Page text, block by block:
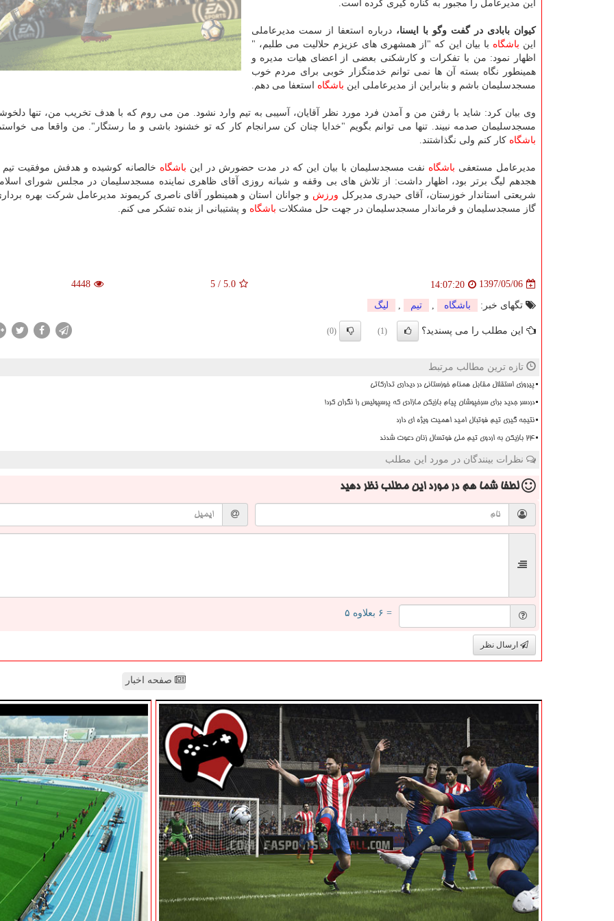
این مدیرعامل را مجبور به كناره گیری كرده است.
كیوان بابادی در گفت وگو با ایسنا، درباره استعفا از سمت مدیرعاملی
این باشگاه با بیان این كه "از همشهری های عزیزم حلالیت می طلبم، "
اظهار نمود: من با تفكرات و كارشكنی بعضی از اعضای هیات مدیره و
همینطور نگاه بسته آن ها نمی توانم خدمتگزار خوبی برای مردم خوب
مسجدسلیمان باشم و بنابراین از مدیرعاملی این باشگاه استعفا می دهم.
وی بیان كرد: شاید با رفتن من و آمدن فرد مورد نظر آقایان، آسیبی به تیم وارد نشود. من می روم كه با هدف تخریب من، تنها
مسجدسلیمان صدمه نبیند. تنها می توانم بگویم "خدایا چنان كن سرانجام كار كه تو خشنود باشی و ما رستگار". من واقعا می
باشگاه كار كنم ولی نگذاشتند.
مدیرعامل مستعفی باشگاه نفت مسجدسلیمان با بیان این كه در مدت حضورش در این باشگاه خالصانه كوشیده و هدفش موفقیت
هجدهم لیگ برتر بود، اظهار داشت: از تلاش های بی وقفه و شبانه روزی آقای ظاهری نماینده مسجدسلیمان در مجلس شورای
شریعتی استاندار خوزستان، آقای حیدری مدیركل ورزش و جوانان استان و همینطور آقای ناصری كریموند مدیرعامل شركت بهره
گاز مسجدسلیمان و فرماندار مسجدسلیمان در جهت حل مشكلات باشگاه و پشتیبانی از بنده تشكر می كنم.
1397/05/06
14:07:20
5.0
/
5
4448
تگهای خبر: باشگاه تیم لیگ
این مطلب را می پسندید؟ (1)
(0)
تازه ترین مطالب مرتبط
پیروزی استقلال مقابل همنام خوزستانی در دیداری تدارکاتی
دردسر جدید برای سرخپوشان پیام بازیکن مازادی که پرسپولیس را نگران کرد!
نتیجه گیری تیم فوتبال امید اهمیت ویژه ای دارد
۲۴ بازیکن به اردوی تیم ملی فوتسال زنان دعوت شدند
نظرات بینندگان در مورد این مطلب
لطفا شما همدر مورد این مطلب نظر دهید
= ۶ بعلاوه ۵
ارسال نظر
صفحه اخبار